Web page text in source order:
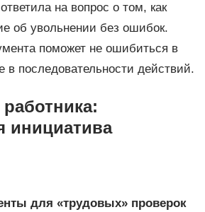
на вопрос о том, как
об увольнении без ошибок.
поможет не ошибиться в
в последовательности действий.
инициатива
для «трудовых» проверок